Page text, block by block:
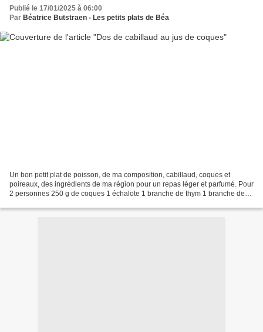
Publié le 17/01/2025 à 06:00
Par Béatrice Butstraen - Les petits plats de Béa
Un bon petit plat de poisson, de ma composition, cabillaud, coques et
poireaux, des ingrédients de ma région pour un repas léger et parfumé. Pour
2 personnes 250 g de coques 1 échalote 1 branche de thym 1 branche de